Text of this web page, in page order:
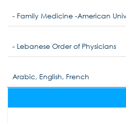
- Family Medicine -American
- Lebanese Order of Physicians
Arabic, English, French